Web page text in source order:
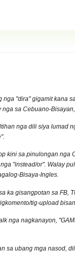
"dira" gigamit kana
sa Cebuano-
nga dili siya lumad
kini sa pinulongan nga
"instead/or". Walay
Bisaya-Ingles.
ka gisangpotan sa FB,
tig-upload
nga nagkanayon,
sa ubang mga nasod,